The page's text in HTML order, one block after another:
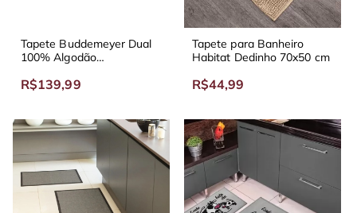
Tapete Buddemeyer Dual
100% Algodão
R$139,99
Tapete para Banheiro
Habitat Dedinho 70x50 cm
R$44,99